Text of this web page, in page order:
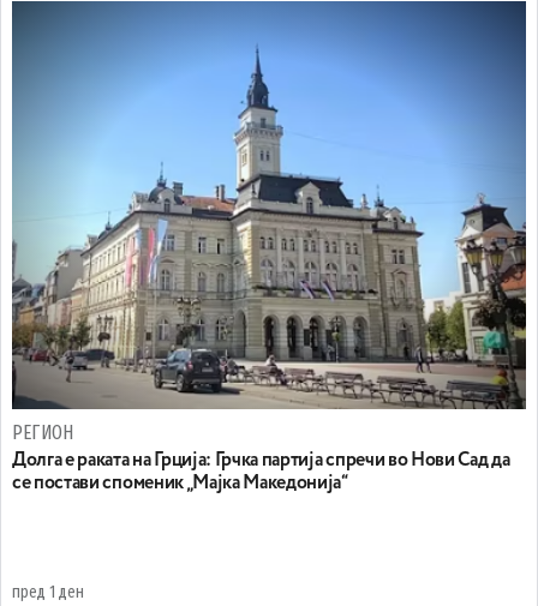
РЕГИОН
Долга е раката на Грција: Грчка партија спречи во Нови Сад да
се постави споменик „Мајка Македонија“
пред 1 ден